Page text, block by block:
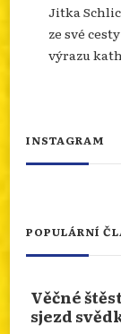
Jitka
ze své
výrazu
Více se
Od
Františka.
INSTAGRAM
POPULÁRNÍ
Věčné
sjezd